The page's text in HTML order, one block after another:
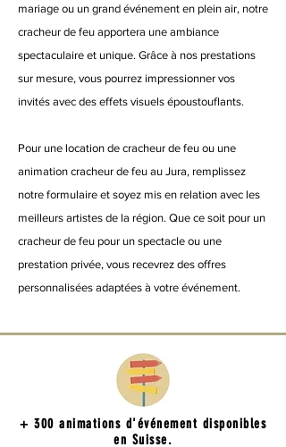
mariage ou un grand événement en plein air, notre
cracheur de feu apportera une ambiance
spectaculaire et unique. Grâce à nos prestations
sur mesure, vous pourrez impressionner vos
invités avec des effets visuels époustouflants.
Pour une location de cracheur de feu ou une
animation cracheur de feu au Jura, remplissez
notre formulaire et soyez mis en relation avec les
meilleurs artistes de la région. Que ce soit pour un
cracheur de feu pour un spectacle ou une
prestation privée, vous recevrez des offres
personnalisées adaptées à votre événement.
+ 300 animations d'événement disponibles
en Suisse.